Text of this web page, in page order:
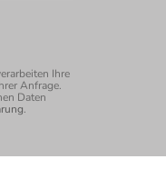
Ihre
Anfrage.
Daten
.